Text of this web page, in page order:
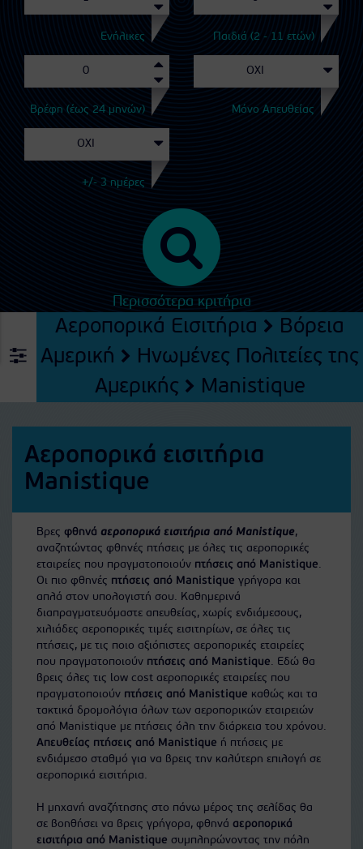
Ενήλικες Παιδιά (2 - 11 ετών)
Βρέφη (έως 24 μηνών) Μόνο Απευθείας
+/- 3 ημέρες
Περισσότερα κριτήρια
Αεροπορικά Εισιτήρια
Βόρεια
Αμερική
Ηνωμένες Πολιτείες της
Αμερικής
Manistique
Αεροπορικά εισιτήρια
Manistique
Βρες φθηνά αεροπορικά εισιτήρια από Manistique,
αναζητώντας φθηνές πτήσεις με όλες τις αεροπορικές
εταιρείες που πραγματοποιούν πτήσεις από Manistique.
Οι πιο φθηνές πτήσεις από Manistique γρήγορα και
απλά στον υπολογιστή σου. Καθημερινά
διαπραγματευόμαστε απευθείας, χωρίς ενδιάμεσους,
χιλιάδες αεροπορικές τιμές εισιτηρίων, σε όλες τις
πτήσεις, με τις ποιο αξιόπιστες αεροπορικές εταιρείες
που πραγματοποιούν πτήσεις από Manistique. Εδώ θα
βρεις όλες τις low cost αεροπορικές εταιρείες που
πραγματοποιούν πτήσεις από Manistique καθώς και τα
τακτικά δρομολόγια όλων των αεροπορικών εταιρειών
από Manistique με πτήσεις όλη την διάρκεια του χρόνου.
Απευθείας πτήσεις από Manistique ή πτήσεις με
ενδιάμεσο σταθμό για να βρεις την καλύτερη επιλογή σε
αεροπορικά εισιτήρια.
Η μηχανή αναζήτησης στο πάνω μέρος της σελίδας θα
σε βοηθήσει να βρεις γρήγορα, φθηνά αεροπορικά
εισιτήρια από Manistique συμπληρώνοντας την πόλη